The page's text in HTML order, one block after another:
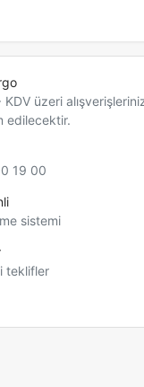
üzeri
edilecektir.
19 00
sistemi
teklifler